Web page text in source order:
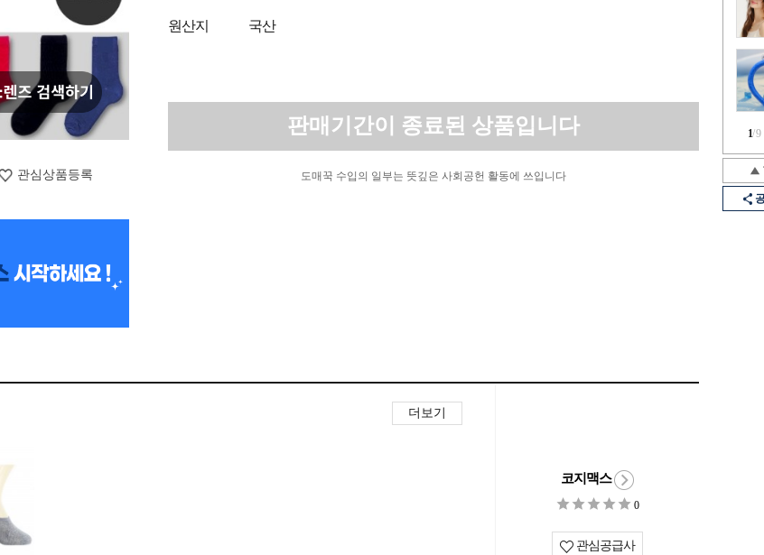
1/9
관심상품등록
원산지 국산
판매기간이 종료된 상품입니다
도매꾹 수입의 일부는 뜻깊은 사회공헌 활동에 쓰입니다
더보기
코지맥스
0
관심공급사